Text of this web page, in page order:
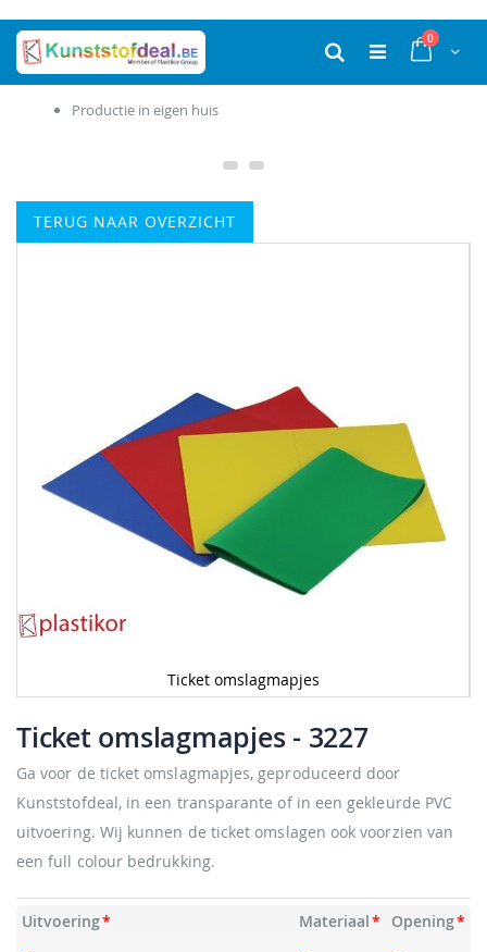
Ga
naar
inhoud
Cart
0producten
Zoek
Productie in eigen huis
TERUG NAAR OVERZICHT
Ticket omslagmapjes
naar
het
begin
de
afbeeldingen-
Ticket omslagmapjes - 3227
Ga voor de ticket omslagmapjes, geproduceerd door
Kunststofdeal, in een transparante of in een gekleurde PVC
uitvoering. Wij kunnen de ticket omslagen ook voorzien van
een full colour bedrukking.
Uitvoering Materiaal Opening